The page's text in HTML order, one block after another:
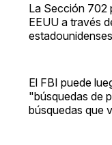
La Sección 702
EEUU a través
El FBI puede
"búsquedas de
búsquedas que